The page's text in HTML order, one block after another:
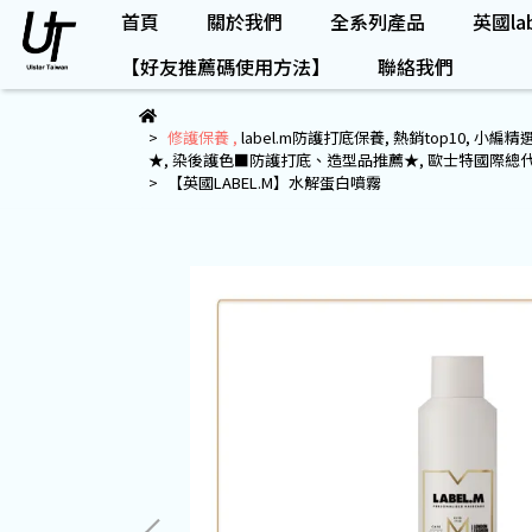
首頁 關於我們 全系列產品
英國
【好友推薦碼使用方法】
聯絡我們
修護保養 , label.m防護打底保養, 熱銷top10, 小編精
★, 染後護色■防護打底、造型品推薦★, 歐士特國際總
【英國LABEL.M】水解蛋白噴霧